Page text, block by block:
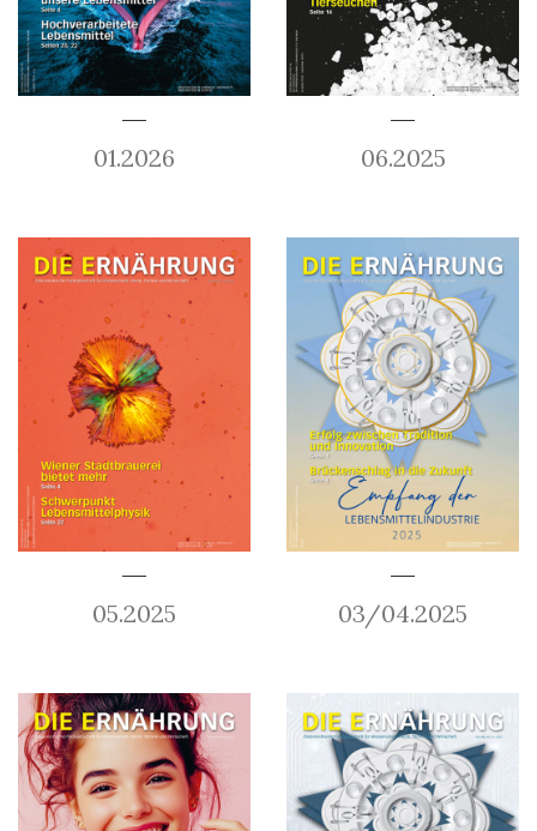
01.2026 06.2025
05.2025 03/04.2025